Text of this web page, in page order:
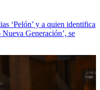
‘Pelón’ y a quien identifica
Generación’, se